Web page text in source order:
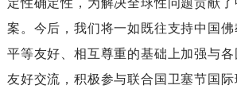
案。今后，我们将一如既往支持中国佛
平等友好、相互尊重的基础上加强与
友好交流，积极参与联合国卫塞节国